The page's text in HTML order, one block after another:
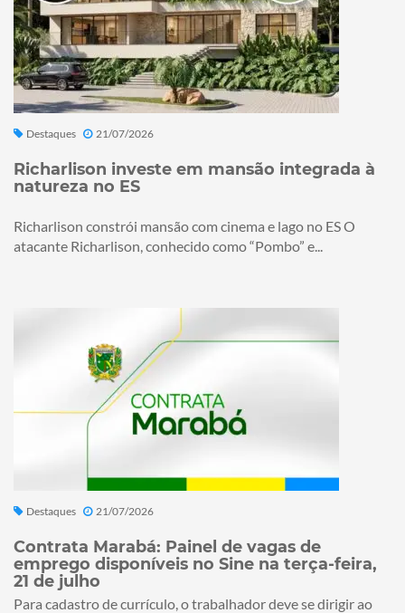
Destaques 21/07/2026
Richarlison investe em mansão integrada à
natureza no ES
Richarlison constrói mansão com cinema e lago no ES O
atacante Richarlison, conhecido como “Pombo” e...
Destaques 21/07/2026
Contrata Marabá: Painel de vagas de
emprego disponíveis no Sine na terça-feira,
21 de julho
Para cadastro de currículo, o trabalhador deve se dirigir ao